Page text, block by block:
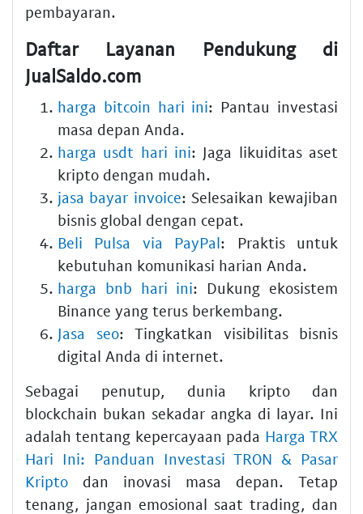
pembayaran.
Daftar Layanan Pendukung di
JualSaldo.com
harga bitcoin hari ini: Pantau investasi
masa depan Anda.
harga usdt hari ini: Jaga likuiditas aset
kripto dengan mudah.
jasa bayar invoice: Selesaikan kewajiban
bisnis global dengan cepat.
Beli Pulsa via PayPal: Praktis untuk
kebutuhan komunikasi harian Anda.
harga bnb hari ini: Dukung ekosistem
Binance yang terus berkembang.
Jasa seo: Tingkatkan visibilitas bisnis
digital Anda di internet.
Sebagai penutup, dunia kripto dan
blockchain bukan sekadar angka di layar. Ini
adalah tentang kepercayaan pada Harga TRX
Hari Ini: Panduan Investasi TRON & Pasar
Kripto dan inovasi masa depan. Tetap
tenang, jangan emosional saat trading, dan